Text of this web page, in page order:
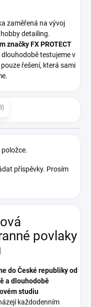
zaměřená na vývoj
detailing.
značky FX PROTECT
testujeme v
řešení, která sami
příspěvky. Prosím
povlaky
do České republiky od
a dlouhodobě
studiu
každodenním